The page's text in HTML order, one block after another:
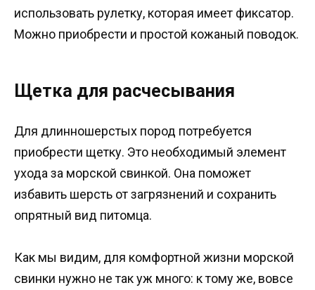
использовать рулетку, которая имеет фиксатор.
Можно приобрести и простой кожаный поводок.
Щетка для расчесывания
Для длинношерстых пород потребуется
приобрести щетку. Это необходимый элемент
ухода за морской свинкой. Она поможет
избавить шерсть от загрязнений и сохранить
опрятный вид питомца.
Как мы видим, для комфортной жизни морской
свинки нужно не так уж много: к тому же, вовсе